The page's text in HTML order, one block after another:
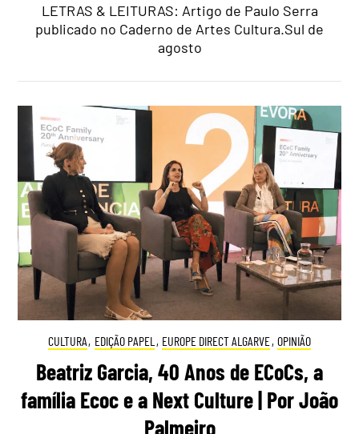
LETRAS & LEITURAS: Artigo de Paulo Serra
publicado no Caderno de Artes Cultura.Sul de
agosto
CULTURA, EDIÇÃO PAPEL , EUROPE DIRECT ALGARVE, OPINIÃO
Beatriz Garcia, 40 Anos de ECoCs, a
família Ecoc e a Next Culture | Por João
Palmeiro